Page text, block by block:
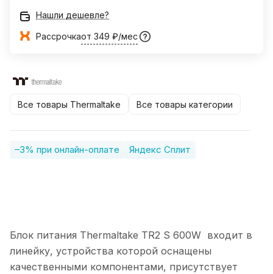
Нашли дешевле?
Рассрочкаот 349 ₽/мес
Все товары Thermaltake Все товары категории
–3% при онлайн-оплате Яндекс Сплит
Блок питания Thermaltake TR2 S 600W входит в
линейку, устройства которой оснащены
качественными компонентами, присутствует